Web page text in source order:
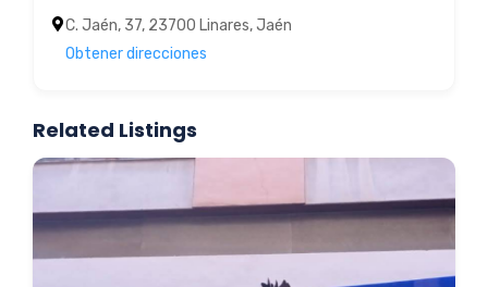
C. Jaén, 37, 23700 Linares, Jaén
Obtener direcciones
Related Listings